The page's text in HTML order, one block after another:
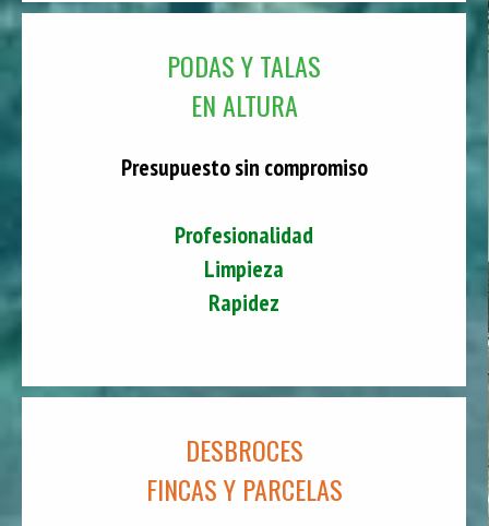
PODAS Y TALAS
EN ALTURA
Presupuesto sin compromiso
Profesionalidad
Limpieza
Rapidez
DESBROCES
FINCAS Y PARCELAS